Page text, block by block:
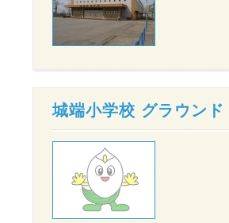
城端小学校 グラウンド